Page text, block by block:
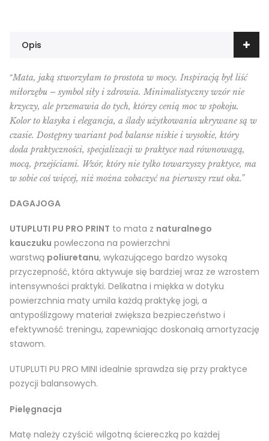
Opis
“Mata, jaką stworzyłam to prostota w mocy. Inspiracją był liść
miłorzębu – symbol siły i zdrowia. Minimalistyczny wzór nie
krzyczy, ale przemawia do tych, którzy cenią moc w spokoju.
Kolor to klasyka i elegancja, a ślady użytkowania ukrywane są w
czasie. Dostępny wariant pod balanse niskie i wysokie, który
doda praktyczności, specjalizacji w praktyce nad równowagą,
mocą, przejściami. Wzór, który nie tylko towarzyszy praktyce, ma
w sobie coś więcej, niż można zobaczyć na pierwszy rzut oka.”
DAGAJOGA
UTUPLUTI PU PRO PRINT to mata z naturalnego
kauczuku powleczona na powierzchni
warstwą poliuretanu, wykazującego bardzo wysoką
przyczepność, która aktywuje się bardziej wraz ze wzrostem
intensywności praktyki. Delikatna i miękka w dotyku
powierzchnia maty umila każdą praktykę jogi, a
antypoślizgowy materiał zwiększa bezpieczeństwo i
efektywność treningu, zapewniając doskonałą amortyzację
stawom.
UTUPLUTI PU PRO MINI idealnie sprawdza się przy praktyce
pozycji balansowych.
Pielęgnacja
Matę należy czyścić wilgotną ściereczką po każdej